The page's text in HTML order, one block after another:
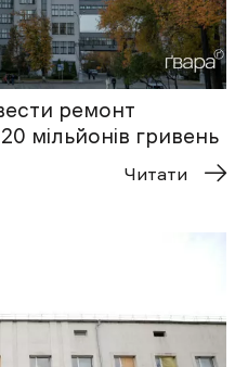
ремонт
мільйонів гривень
Читати